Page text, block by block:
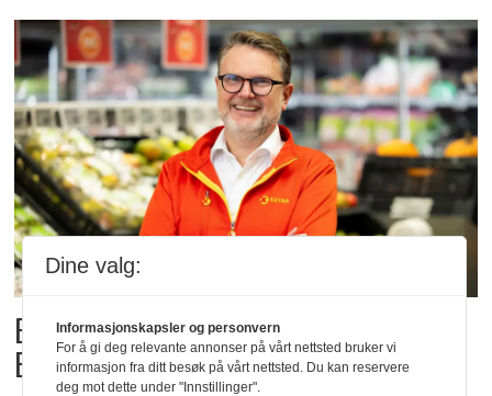
Billigbonanza da Norge slo
Elfenbenkysten
Dine valg:
Informasjonskapsler og personvern
For å gi deg relevante annonser på vårt nettsted bruker vi
informasjon fra ditt besøk på vårt nettsted. Du kan reservere
deg mot dette under "Innstillinger".